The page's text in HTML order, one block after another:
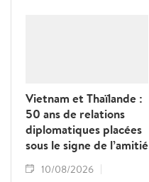
Vietnam et Thaïlande :
50 ans de relations
diplomatiques placées
sous le signe de l’amitié
10/08/2026